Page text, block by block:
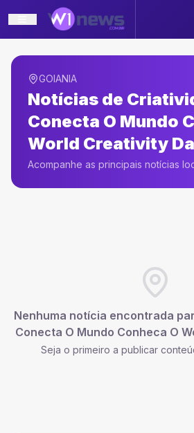
GOIANIA
Notícias de
Conecta O Mundo
World Creativity
Acompanhe as principais notícias
Nenhuma notícia encontrada
Conecta O Mundo Conheca O
Seja o primeiro a publicar